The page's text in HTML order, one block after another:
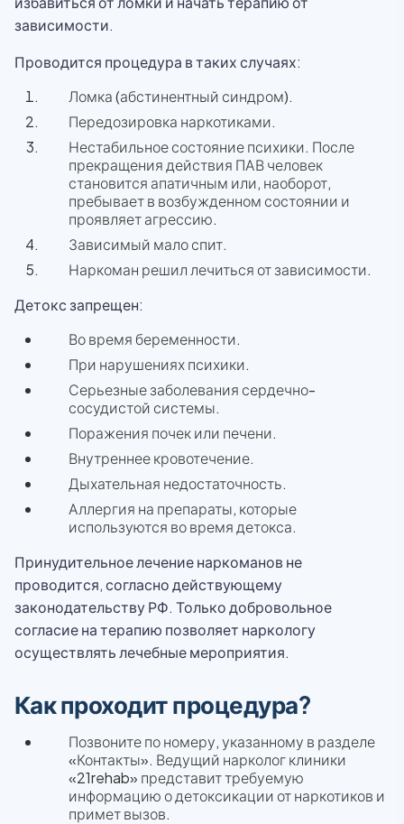
зависимости.
Проводится процедура в таких случаях:
Ломка (абстинентный синдром).
Передозировка наркотиками.
Нестабильное состояние психики. После
прекращения действия ПАВ человек
становится апатичным или, наоборот,
пребывает в возбужденном состоянии и
проявляет агрессию.
Зависимый мало спит.
Наркоман решил лечиться от зависимости.
Детокс запрещен:
Во время беременности.
При нарушениях психики.
Серьезные заболевания сердечно-
сосудистой системы.
Поражения почек или печени.
Внутреннее кровотечение.
Дыхательная недостаточность.
Аллергия на препараты, которые
используются во время детокса.
Принудительное лечение наркоманов не
проводится, согласно действующему
законодательству РФ. Только добровольное
согласие на терапию позволяет наркологу
осуществлять лечебные мероприятия.
Как проходит процедура?
Позвоните по номеру, указанному в разделе
«Контакты». Ведущий нарколог клиники
«21rehab» представит требуемую
информацию о детоксикации от наркотиков и
примет вызов.